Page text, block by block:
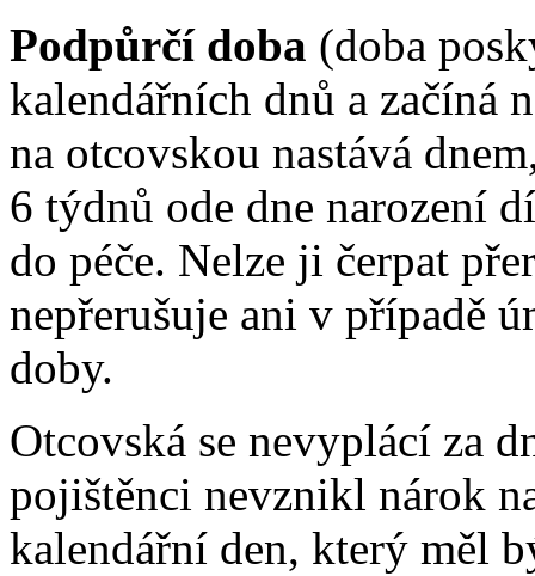
Podpůrčí doba (doba
kalendářních dnů a začíná
na otcovskou nastává
6 týdnů ode dne narození
do péče. Nelze ji čerpat
nepřerušuje ani v případě
doby.
Otcovská se nevyplácí za
pojištěnci nevznikl nárok
kalendářní den, který měl